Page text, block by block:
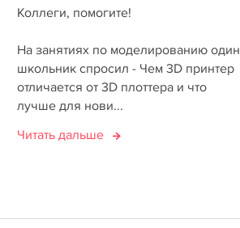
Коллеги, помогите!
На занятиях по моделированию один
школьник спросил - Чем 3D принтер
отличается от 3D плоттера и что
лучше для нови...
Читать дальше